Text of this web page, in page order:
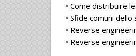
• Come distribuire
• Sfide comuni
• Reverse
• Reverse